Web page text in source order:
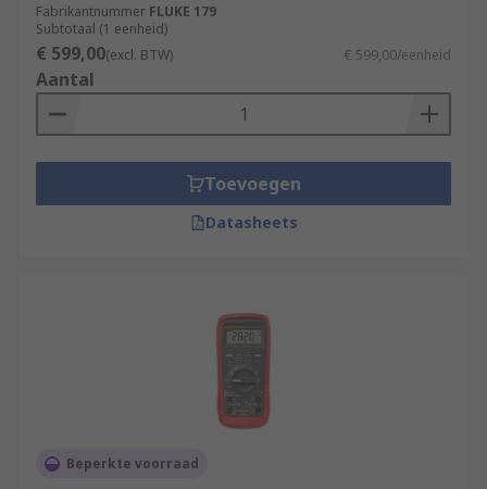
Fabrikantnummer FLUKE 179
Subtotaal (1 eenheid)
€ 599,00(excl. BTW) € 599,00/eenheid
Aantal
Toevoegen
Datasheets
Beperkte voorraad